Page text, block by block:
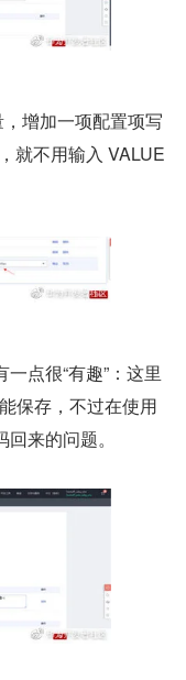
增加一项配置项写
就不用输入 VALUE
点很“有趣”：这里
保存，不过在使用
来的问题。